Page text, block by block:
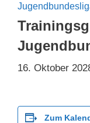
16. Oktober
Zum